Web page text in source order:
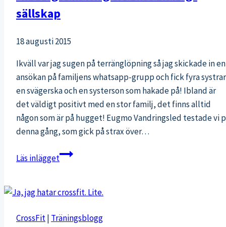
sällskap
18 augusti 2015
Ikväll var jag sugen på terränglöpning så jag skickade in en
ansökan på familjens whatsapp-grupp och fick fyra
en svägerska och en systerson som hakade på! Ibland är
det väldigt positivt med en stor familj, det finns alltid
någon som är på hugget! Eugmo Vandringsled testade vi
denna gång, som gick på strax över…
Läs inläggetEn
med
sällskap
CrossFit| Träningsblogg